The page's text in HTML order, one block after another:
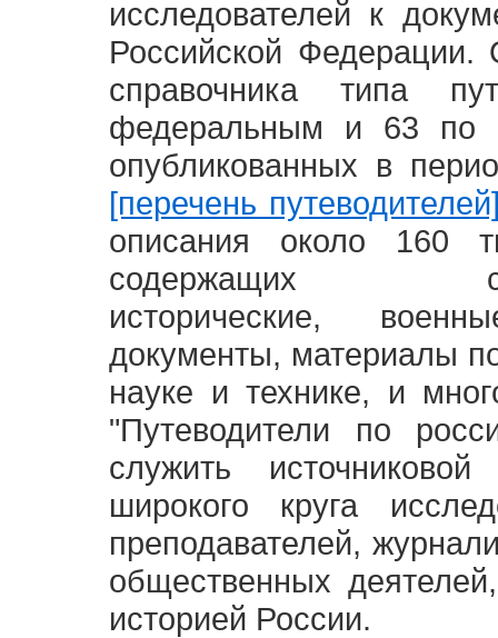
исследователей к
Российской
справочника типа
федеральным и 63 по
опубликованных в
[перечень
описания около 160
содержащих
исторические,
документы, материалы
науке и технике, и
"Путеводители по
служить
широкого круга
преподавателей,
общественных
историей России.